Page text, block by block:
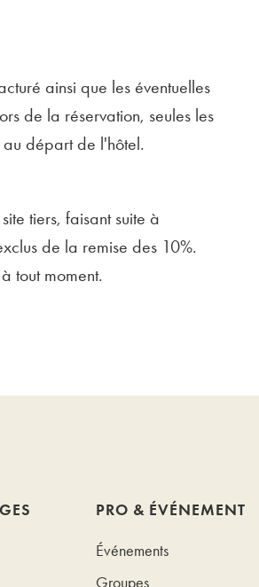
ainsi que les éventuelles
de la réservation, seules les
au départ de l'hôtel.
tiers, faisant suite à
de la remise des 10%.
tout moment.
PRO & ÉVÉNEMENT
Événements
Groupes